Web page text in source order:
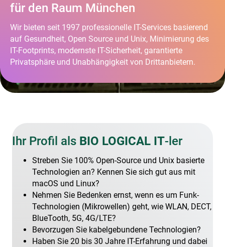
für den Raum München
Wir bieten seit 1997 professionelle IT-Services basierend
auf Gesundheit, Open Source und Unix, Minimierung des
IT-Footprints, modernste IT-Sicherheit, garantierte
Privatsphäre und Unabhängigkeit von Drittanbietern.
Ihr Profil als BIO LOGICAL IT-ler
Streben Sie 100% Open-Source und Unix basierte
Technologien an? Kennen Sie sich gut aus mit
macOS und Linux?
Nehmen Sie Bedenken ernst, wenn es um Funk-
Technologien (Mikrowellen) geht, wie WLAN, DECT,
BlueTooth, 5G, 4G/LTE?
Bevorzugen Sie kabelgebundene Technologien?
Haben Sie 20 bis 30 Jahre IT-Erfahrung und dabei